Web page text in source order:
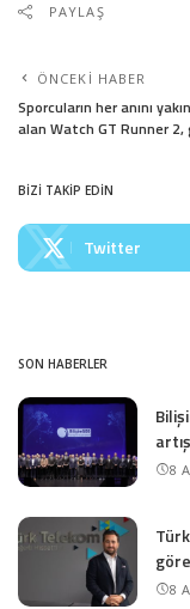
PAYLAŞ
ÖNCEKI HABER
Sporcuların her anını
alan Watch GT Runner 2,
BİZİ TAKİP EDİN
Twitter
SON HABERLER
8
8